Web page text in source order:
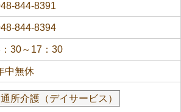
844-8391
844-8394
30～17：30
中無休
通所介護（デイサービス）